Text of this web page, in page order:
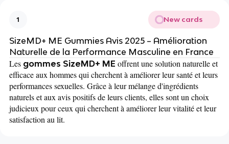
1 New cards
SizeMD+ ME Gummies Avis 2025 – Amélioration
Naturelle de la Performance Masculine en France
Les gommes SizeMD+ ME offrent une solution naturelle et
efficace aux hommes qui cherchent à améliorer leur santé et leurs
performances sexuelles. Grâce à leur mélange d'ingrédients
naturels et aux avis positifs de leurs clients, elles sont un choix
judicieux pour ceux qui cherchent à améliorer leur vitalité et leur
satisfaction au lit.